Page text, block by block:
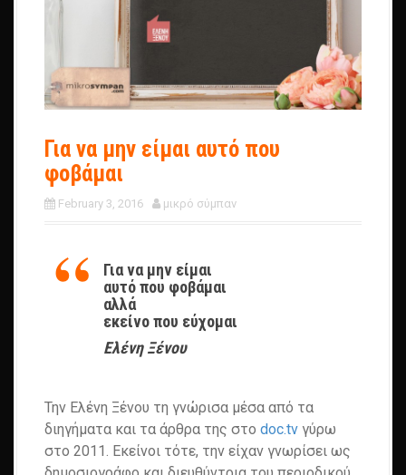
Για να μην είμαι αυτό που
φοβάμαι
February 3, 2016 μικρό σύμπαν
Για να μην είμαι
αυτό που φοβάμαι
αλλά
εκείνο που εύχομαι
Ελένη Ξένου
Την Ελένη Ξένου τη γνώρισα μέσα από τα
διηγήματα και τα άρθρα της στο doc.tv γύρω
στο 2011. Εκείνοι τότε, την είχαν γνωρίσει ως